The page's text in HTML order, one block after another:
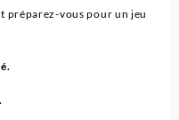
préparez-vous pour un jeu